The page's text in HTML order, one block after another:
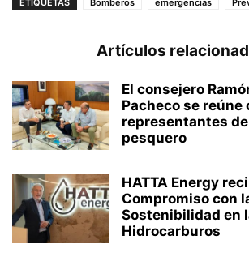
Artículos
El consejero
Pacheco se reúne
representantes
pesquero
HATTA Energy
Compromiso con
Sostenibilidad en
Hidrocarburos